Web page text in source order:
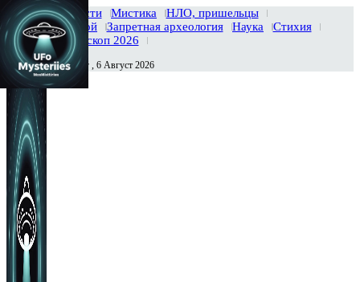
Главная Новости Мистика
НЛО, пришельцы
Тайны вселенной
Запретная археология Наука
Стихия
История
Гороскоп 2026
Сегодня Четверг , 6 Август 2026